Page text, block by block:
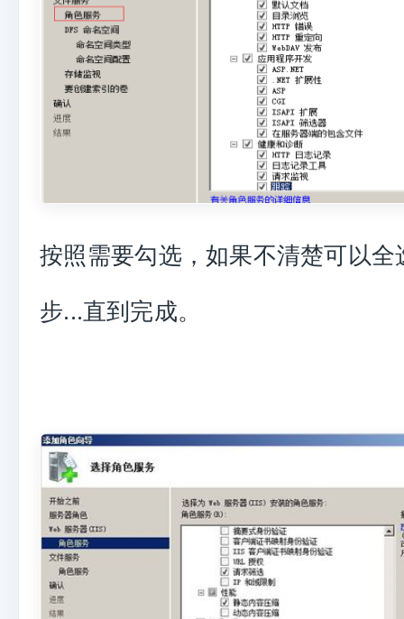
按照需要勾选，如果不清楚可以全
步...直到完成。